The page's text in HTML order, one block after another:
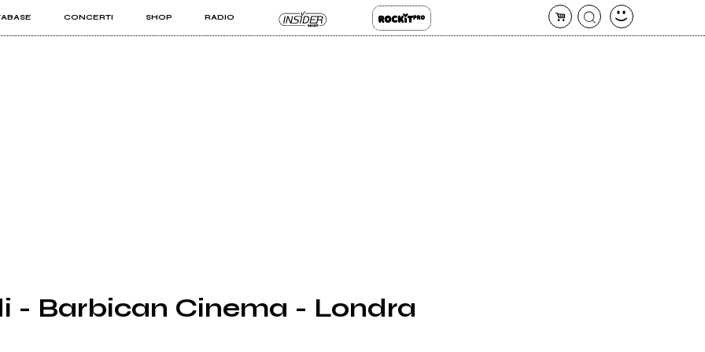
CONCERTI SHOP RADIO
PRO
- Barbican Cinema - Londra